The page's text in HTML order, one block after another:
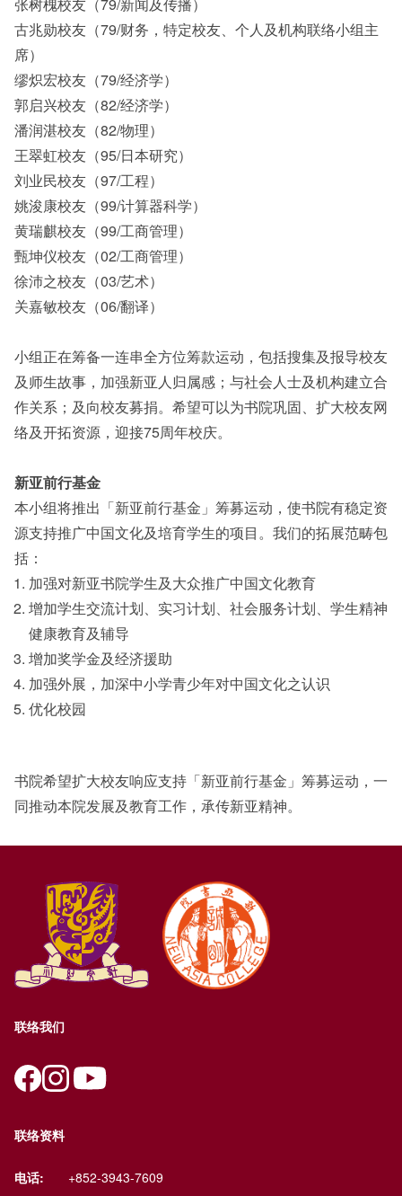
古兆勋校友（79/财务，特定校友、个人及机构联络小组主
席）
缪炽宏校友（79/经济学）
郭启兴校友（82/经济学）
潘润湛校友（82/物理）
王翠虹校友（95/日本研究）
刘业民校友（97/工程）
姚浚康校友（99/计算器科学）
黄瑞麒校友（99/工商管理）
甄坤仪校友（02/工商管理）
徐沛之校友（03/艺术）
关嘉敏校友（06/翻译）
小组正在筹备一连串全方位筹款运动，包括搜集及报导校友
及师生故事，加强新亚人归属感；与社会人士及机构建立合
作关系；及向校友募捐。希望可以为书院巩固、扩大校友网
络及开拓资源，迎接75周年校庆。
新亚前行基金
本小组将推出「新亚前行基金」筹募运动，使书院有稳定资
源支持推广中国文化及培育学生的项目。我们的拓展范畴包
括：
加强对新亚书院学生及大众推广中国文化教育
增加学生交流计划、实习计划、社会服务计划、学生精神
健康教育及辅导
增加奖学金及经济援助
加强外展，加深中小学青少年对中国文化之认识
优化校园
书院希望扩大校友响应支持「新亚前行基金」筹募运动，一
同推动本院发展及教育工作，承传新亚精神。
联络我们
联络资料
电话: +852-3943-7609